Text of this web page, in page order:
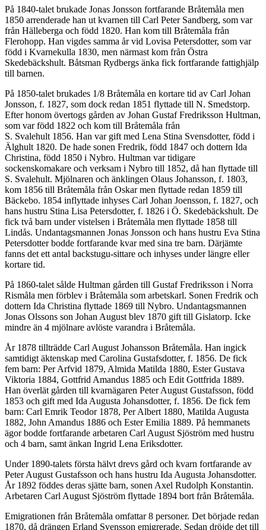
På 1840-talet brukade Jonas Jonsson fortfarande Bråtemåla men
1850 arrenderade han ut kvarnen till Carl Peter Sandberg, som var
från Hälleberga och född 1820. Han kom till Bråtemåla från
Flerohopp. Han vigdes samma år vid Lovisa Petersdotter, som var
född i Kvarnekulla 1830, men närmast kom från Östra
Skedebäckshult. Båtsman Rydbergs änka fick fortfarande fattighjälp
till barnen.
På 1850-talet brukades 1/8 Bråtemåla en kortare tid av Carl Johan
Jonsson, f. 1827, som dock redan 1851 flyttade till N. Smedstorp.
Efter honom övertogs gården av Johan Gustaf Fredriksson Hultman,
som var född 1822 och kom till Bråtemåla från
S. Svalehult 1856. Han var gift med Lena Stina Svensdotter, född i
Älghult 1820. De hade sonen Fredrik, född 1847 och dottern Ida
Christina, född 1850 i Nybro. Hultman var tidigare
sockenskomakare och verksam i Nybro till 1852, då han flyttade till
S. Svalehult. Mjölnaren och änklingen Olaus Johansson, f. 1803,
kom 1856 till Bråtemåla från Oskar men flyttade redan 1859 till
Bäckebo. 1854 inflyttade inhyses Carl Johan Joensson, f. 1827, och
hans hustru Stina Lisa Petersdotter, f. 1826 i Ö. Skedebäckshult. De
fick två barn under vistelsen i Bråtemåla men flyttade 1858 till
Lindås. Undantagsmannen Jonas Jonsson och hans hustru Eva Stina
Petersdotter bodde fortfarande kvar med sina tre barn. Därjämte
fanns det ett antal backstugu-sittare och inhyses under längre eller
kortare tid.
På 1860-talet sålde Hultman gården till Gustaf Fredriksson i Norra
Rismåla men förblev i Bråtemåla som arbetskarl. Sonen Fredrik och
dottern Ida Christina flyttade 1869 till Nybro. Undantagsmannen
Jonas Olssons son Johan August blev 1870 gift till Gislatorp. Icke
mindre än 4 mjölnare avlöste varandra i Bråtemåla.
År 1878 tillträdde Carl August Johansson Bråtemåla. Han ingick
samtidigt äktenskap med Carolina Gustafsdotter, f. 1856. De fick
fem barn: Per Arfvid 1879, Almida Matilda 1880, Ester Gustava
Viktoria 1884, Gottfrid Amandus 1885 och Edit Gottfrida 1889.
Han överlät gården till kvarnägaren Peter August Gustafsson, född
1853 och gift med Ida Augusta Johansdotter, f. 1856. De fick fem
barn: Carl Emrik Teodor 1878, Per Albert 1880, Matilda Augusta
1882, John Amandus 1886 och Ester Emilia 1889. På hemmanets
ägor bodde fortfarande arbetaren Carl August Sjöström med hustru
och 4 barn, samt änkan Ingrid Lena Eriksdotter.
Under 1890-talets första hälvt drevs gård och kvarn fortfarande av
Peter August Gustafsson och hans hustru Ida Augusta Johansdotter.
År 1892 föddes deras sjätte barn, sonen Axel Rudolph Konstantin.
Arbetaren Carl August Sjöström flyttade 1894 bort från Bråtemåla.
Emigrationen från Bråtemåla omfattar 8 personer. Det började redan
1870, då drängen Erland Svensson emigrerade. Sedan dröjde det till